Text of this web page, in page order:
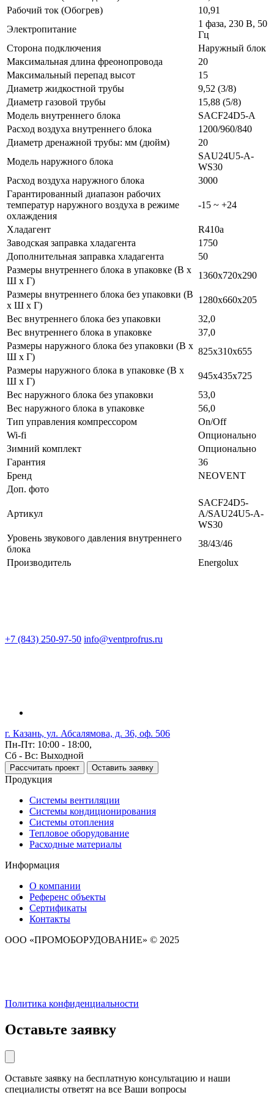
Рабочий ток (Обогрев)
10,91
Электропитание
1 фаза, 230 В, 50
Гц
Сторона подключения
Наружный блок
Максимальная длина фреонопровода
20
Максимальный перепад высот
15
Диаметр жидкостной трубы
9,52 (3/8)
Диаметр газовой трубы
15,88 (5/8)
Модель внутреннего блока
SACF24D5-A
Расход воздуха внутреннего блока
1200/960/840
Диаметр дренажной трубы: мм (дюйм)
20
Модель наружного блока
SAU24U5-A-
WS30
Расход воздуха наружного блока
3000
Гарантированный диапазон рабочих
температур наружного воздуха в режиме
охлаждения
-15 ~ +24
Хладагент
R410a
Заводская заправка хладагента
1750
Дополнительная заправка хладагента
50
Размеры внутреннего блока в упаковке (В х
Ш х Г)
1360х720х290
Размеры внутреннего блока без упаковки (В
х Ш х Г)
1280х660х205
Вес внутреннего блока без упаковки
32,0
Вес внутреннего блока в упаковке
37,0
Размеры наружного блока без упаковки (В х
Ш х Г)
825x310x655
Размеры наружного блока в упаковке (В х
Ш х Г)
945x435x725
Вес наружного блока без упаковки
53,0
Вес наружного блока в упаковке
56,0
Тип управления компрессором
On/Off
Wi-fi
Опционально
Зимний комплект
Опционально
Гарантия
36
Бренд
NEOVENT
Доп. фото
Артикул
SACF24D5-
A/SAU24U5-A-
WS30
Уровень звукового давления внутреннего
блока
38/43/46
Производитель
Energolux
+7 (843) 250-97-50 info@ventprofrus.ru
г. Казань, ул. Абсалямова, д. 36, оф. 506
Пн-Пт: 10:00 - 18:00,
Сб - Вс: Выходной
Рассчитать проект Оставить заявку
Продукция
Системы вентиляции
Системы кондиционирования
Системы отопления
Тепловое оборудование
Расходные материалы
Информация
О компании
Референс объекты
Сертификаты
Контакты
ООО «ПРОМОБОРУДОВАНИЕ» © 2025
Политика конфиденциальности
Оставьте заявку
Оставьте заявку на бесплатную консультацию и наши
специалисты ответят на все Ваши вопросы